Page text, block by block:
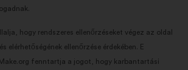
hogy rendszeres ellenőrzéseket végez az oldal
elérhetőségének ellenőrzése érdekében. E
fenntartja a jogot, hogy karbantartási